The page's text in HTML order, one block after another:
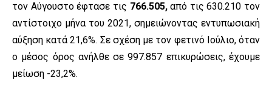
τον Αύγουστο έφτασε τις 766.505,από τις 630.210 τον
αντίστοιχο μήνα του 2021, σημειώνοντας εντυπωσιακή
αύξηση κατά 21,6%. Σε σχέση με τον φετινό Ιούλιο, όταν
ο μέσος όρος ανήλθε σε 997.857 επικυρώσεις, έχουμε
μείωση -23,2%.